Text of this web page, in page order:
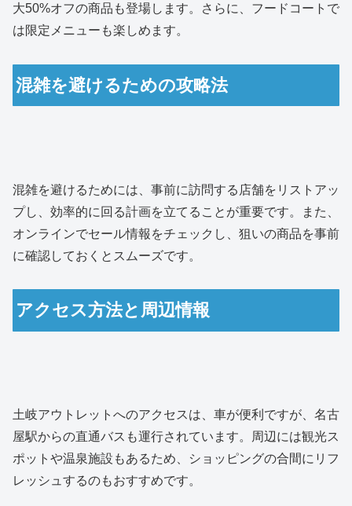
大50%オフの商品も登場します。さらに、フードコートで
は限定メニューも楽しめます。
混雑を避けるための攻略法
混雑を避けるためには、事前に訪問する店舗をリストアッ
プし、効率的に回る計画を立てることが重要です。また、
オンラインでセール情報をチェックし、狙いの商品を事前
に確認しておくとスムーズです。
アクセス方法と周辺情報
土岐アウトレットへのアクセスは、車が便利ですが、名古
屋駅からの直通バスも運行されています。周辺には観光ス
ポットや温泉施設もあるため、ショッピングの合間にリフ
レッシュするのもおすすめです。